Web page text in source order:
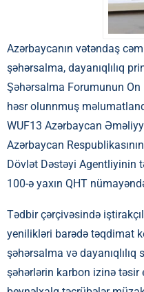
Azərbaycanın vətəndaş
şəhərsalma, dayanıqlılıq
Şəhərsalma Forumunun On
həsr olunnmuş
WUF13 Azərbaycan
Azərbaycan
Dövlət Dəstəyi Agentliyinin
100-ə yaxın QHT
Tədbir çərçivəsində
yenilikləri barədə təqdimat
şəhərsalma və dayanıqlılıq
şəhərlərin karbon izinə təsir